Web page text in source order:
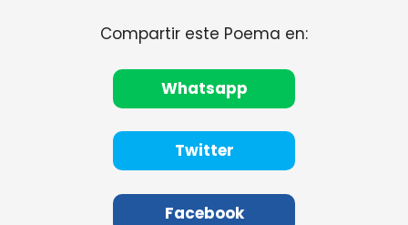
Compartir este Poema en:
Whatsapp
Twitter
Facebook